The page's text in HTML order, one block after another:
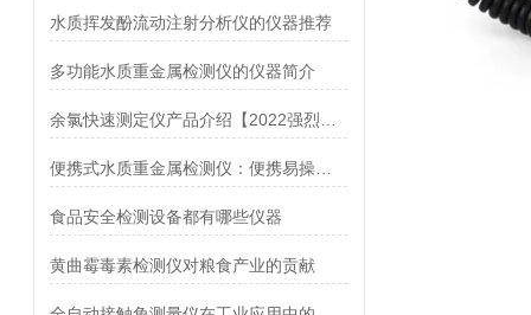
水质挥发酚流动注射分析仪的仪器推荐
多功能水质重金属检测仪的仪器简介
食品安全检测设备都有哪些仪器
黄曲霉毒素检测仪对粮食产业的贡献